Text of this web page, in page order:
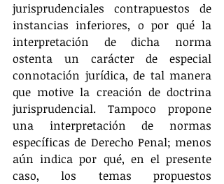
jurisprudenciales contrapuestos de
instancias inferiores, o por qué la
interpretación de dicha norma
ostenta un carácter de especial
connotación jurídica, de tal manera
que motive la creación de doctrina
jurisprudencial. Tampoco propone
una interpretación de normas
específicas de Derecho Penal; menos
aún indica por qué, en el presente
caso, los temas propuestos